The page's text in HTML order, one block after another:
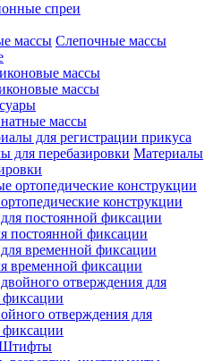
спреи
Слепочные массы
массы
массы
массы
для регистрации прикуса
Материалы
конструкции
постоянной фиксации
временной фиксации
отверждения для
фиксации